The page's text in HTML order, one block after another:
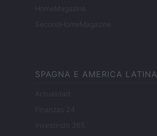
HomeMagazine
SecondHomeMagazine
SPAGNA E AMERICA LATINA
Actualidad
Finanzas 24
Investindo 365